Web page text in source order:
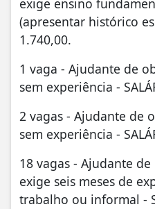
exige ensino
(apresentar histórico
1.740,00.
1 vaga - Ajudante de
sem experiência -
2 vagas - Ajudante de
sem experiência -
18 vagas - Ajudante
exige seis meses de
trabalho ou informal -